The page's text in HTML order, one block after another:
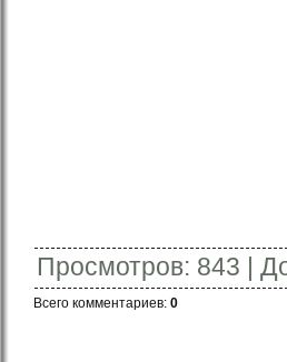
Просмотров: 843 |
Всего комментариев: 0